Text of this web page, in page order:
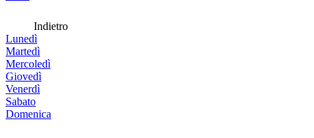
Indietro
Lunedì
Martedì
Mercoledì
Giovedì
Venerdì
Sabato
Domenica